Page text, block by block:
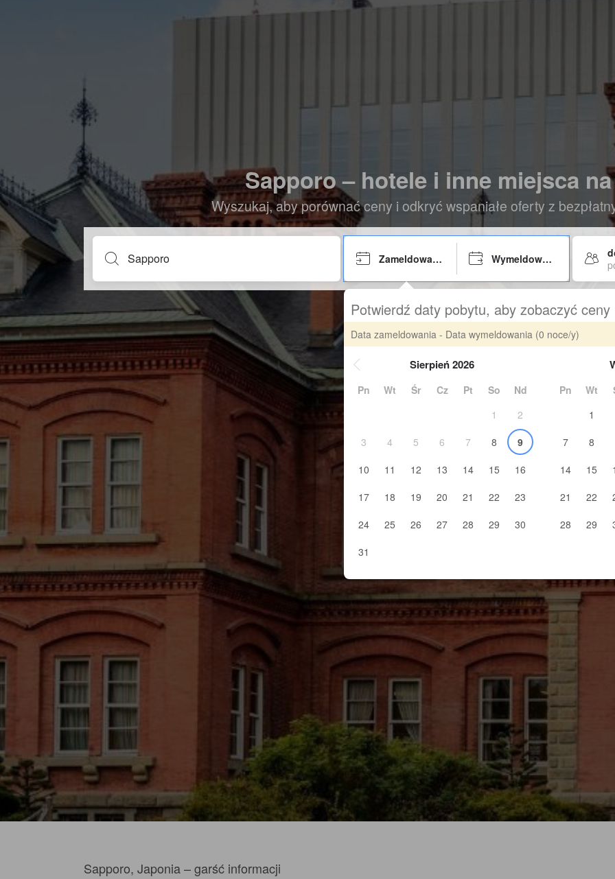
Sapporo – hotele i inne miejsca
Wyszukaj, aby porównać ceny i odkryć wspaniałe oferty z
Zameldowanie Wymeldowanie
Potwierdź daty pobytu, aby zobaczyć ceny
Data zameldowania - Data wymeldowania (0 noce/y)
Sierpień 2026
Pn Wt Śr Cz Pt So
Nd
1
2
3
4 5 6 7 8
9
10
11 12 13 14 15
16
17
18 19 20 21 22
23
24
25 26 27 28 29
30
31
Pn Wt
1
7
8
14
15
21
22
28
29
Sapporo, Japonia – garść informacji